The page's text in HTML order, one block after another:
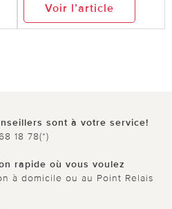
Voir l’article
sont à votre service!
18 78(*)
rapide où vous voulez
à domicile ou au Point Relais